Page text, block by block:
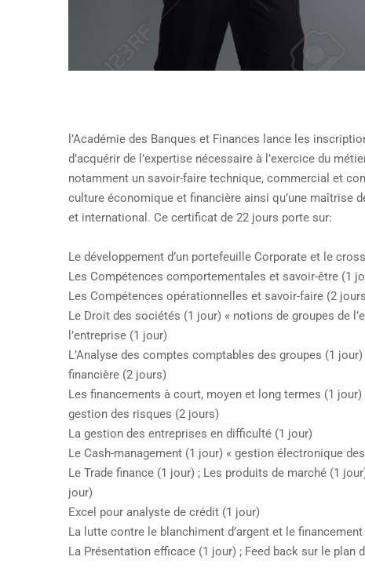
l’Académie des Banques et Finances lance les
d’acquérir de l’expertise nécessaire à l’exercice du
notamment un savoir-faire technique, commercial et
culture économique et financière ainsi qu’une maîtrise
et international. Ce certificat de 22 jours porte sur:
Le développement d’un portefeuille Corporate et le
Les Compétences comportementales et savoir-être (1
Les Compétences opérationnelles et savoir-faire (2
Le Droit des sociétés (1 jour) « notions de groupes de
l’entreprise (1 jour)
L’Analyse des comptes comptables des groupes (1
financière (2 jours)
Les financements à court, moyen et long termes (1
gestion des risques (2 jours)
La gestion des entreprises en difficulté (1 jour)
Le Cash-management (1 jour) « gestion électronique
Le Trade finance (1 jour) ; Les produits de marché (1
jour)
Excel pour analyste de crédit (1 jour)
La lutte contre le blanchiment d’argent et le
La Présentation efficace (1 jour) ; Feed back sur le plan